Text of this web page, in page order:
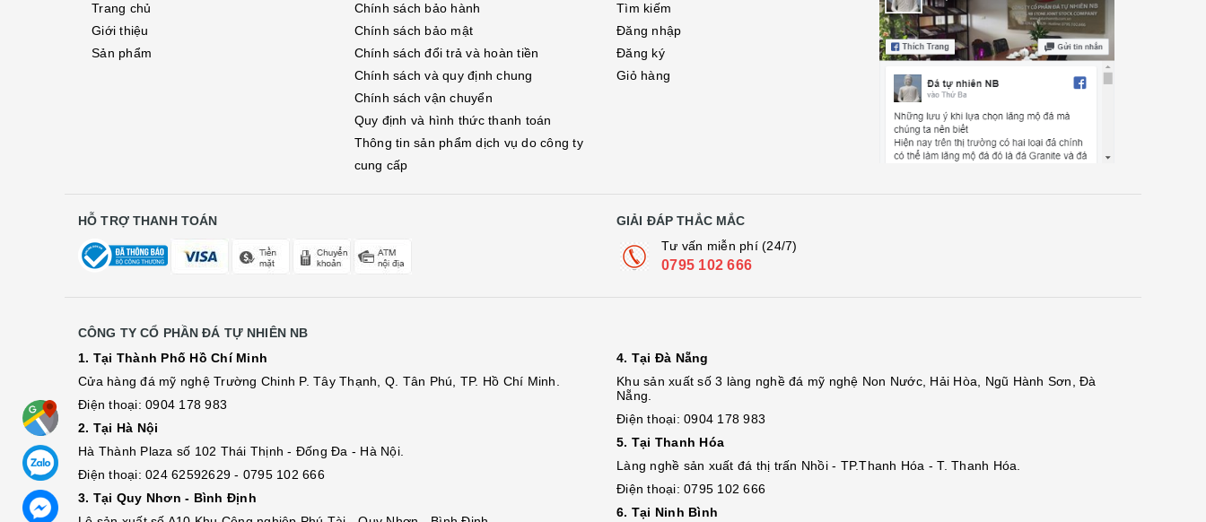
Trang chủ
Giới thiệu
Sản phẩm
Chính sách bảo hành
Chính sách bảo mật
Chính sách đổi trả và hoàn tiền
Chính sách và quy định chung
Chính sách vận chuyển
Quy định và hình thức thanh toán
Thông tin sản phẩm dịch vụ do công ty
cung cấp
Tìm kiếm
Đăng nhập
Đăng ký
Giỏ hàng
HỖ TRỢ THANH TOÁN
GIẢI ĐÁP THẮC MẮC
Tư vấn miễn phí (24/7)
0795 102 666
CÔNG TY CỔ PHẦN ĐÁ TỰ NHIÊN NB
1. Tại Thành Phố Hồ Chí Minh
Cửa hàng đá mỹ nghệ Trường Chinh P. Tây Thạnh, Q. Tân Phú, TP. Hồ Chí Minh.
Điện thoại: 0904 178 983
2. Tại Hà Nội
Hà Thành Plaza số 102 Thái Thịnh - Đống Đa - Hà Nội.
Điện thoại: 024 62592629 - 0795 102 666
3. Tại Quy Nhơn - Bình Định
4. Tại Đà Nẵng
Khu sản xuất số 3 làng nghề đá mỹ nghệ Non Nước, Hải Hòa, Ngũ Hành Sơn, Đà
Nẵng.
Điện thoại: 0904 178 983
5. Tại Thanh Hóa
Làng nghề sản xuất đá thị trấn Nhồi - TP.Thanh Hóa - T. Thanh Hóa.
Điện thoại: 0795 102 666
6. Tại Ninh Bình